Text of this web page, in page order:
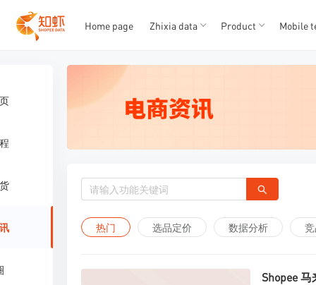
Home page Zhixia data Product Mobile
热门 选品定价 数据分析
Shopee